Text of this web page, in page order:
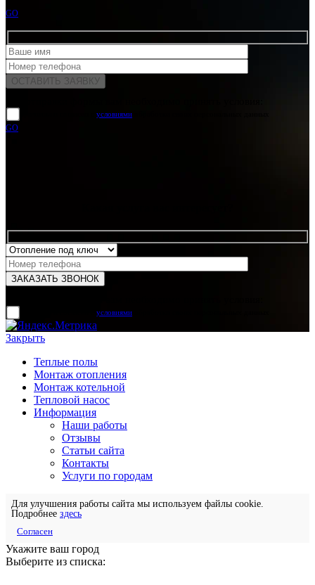
GO
условиями
GO
условиями
Закрыть
Теплые полы
Монтаж отопления
Монтаж котельной
Тепловой насос
Информация
Наши работы
Отзывы
Статьи сайта
Контакты
Услуги по городам
Для улучшения работы сайта мы используем файлы cookie.
Подробнее здесь
Согласен
Укажите ваш город
Выберите из списка: